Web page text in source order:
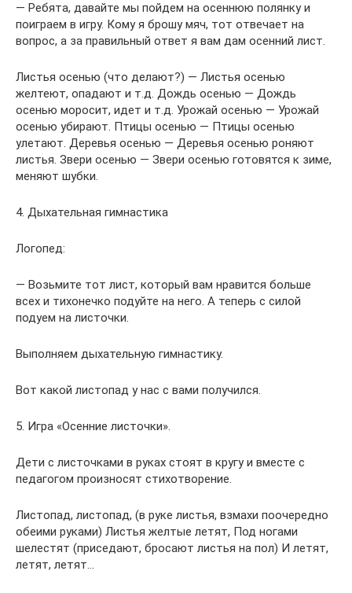
— Ребята, давайте мы пойдем на осеннюю полянку и
поиграем в игру. Кому я брошу мяч, тот отвечает на
вопрос, а за правильный ответ я вам дам осенний лист.
Листья осенью (что делают?) — Листья осенью
желтеют, опадают и т.д. Дождь осенью — Дождь
осенью моросит, идет и т.д. Урожай осенью — Урожай
осенью убирают. Птицы осенью — Птицы осенью
улетают. Деревья осенью — Деревья осенью роняют
листья. Звери осенью — Звери осенью готовятся к зиме,
меняют шубки.
4. Дыхательная гимнастика
Логопед:
— Возьмите тот лист, который вам нравится больше
всех и тихонечко подуйте на него. А теперь с силой
подуем на листочки.
Выполняем дыхательную гимнастику.
Вот какой листопад у нас с вами получился.
5. Игра «Осенние листочки».
Дети с листочками в руках стоят в кругу и вместе с
педагогом произносят стихотворение.
Листопад, листопад, (в руке листья, взмахи поочередно
обеими руками) Листья желтые летят, Под ногами
шелестят (приседают, бросают листья на пол) И летят,
летят, летят…